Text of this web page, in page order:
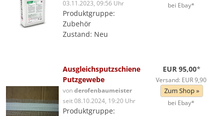
03.11.2023, 09:56 Uhr
Produktgruppe:
Zubehör
Zustand: Neu
bei Ebay*
Ausgleichsputzschiene
Putzgewebe
vonderofenbaumeister
seit 08.10.2024, 19:20 Uhr
Produktgruppe:
EUR 95,00*
Versand: EUR 9,90
Zum Shop »
bei Ebay*